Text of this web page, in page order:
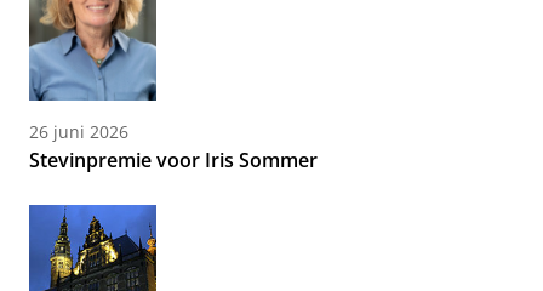
26 juni 2026
Stevinpremie voor Iris Sommer